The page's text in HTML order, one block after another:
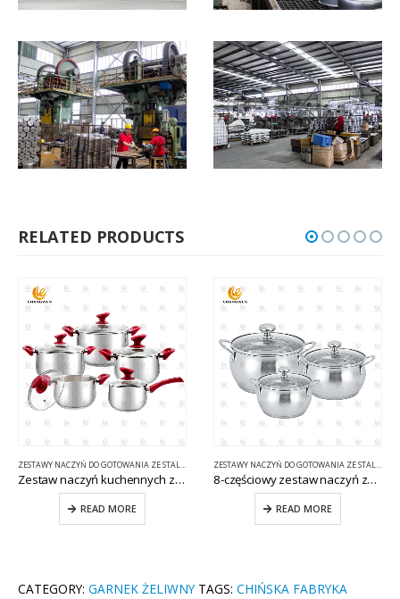
RELATED PRODUCTS
ZESTAWY NACZYŃ DO GOTOWANIA ZE STALI NIERDZEWNEJ
Zestaw naczyń kuchennych ze stali nierdzewnej Garnki i patelnie CW-C016
READ MORE
ZESTAWY NACZYŃ DO GOTOWANIA ZE STALI NIERDZEWNEJ
8-częściowy zestaw naczyń ze stali nierdzewnej ze szklaną pokrywką CW-C010
READ MORE
CATEGORY: GARNEK ŻELIWNY TAGS: CHIŃSKA FABRYKA